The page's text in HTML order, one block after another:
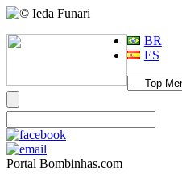
BR
ES
Portal Bombinhas.com